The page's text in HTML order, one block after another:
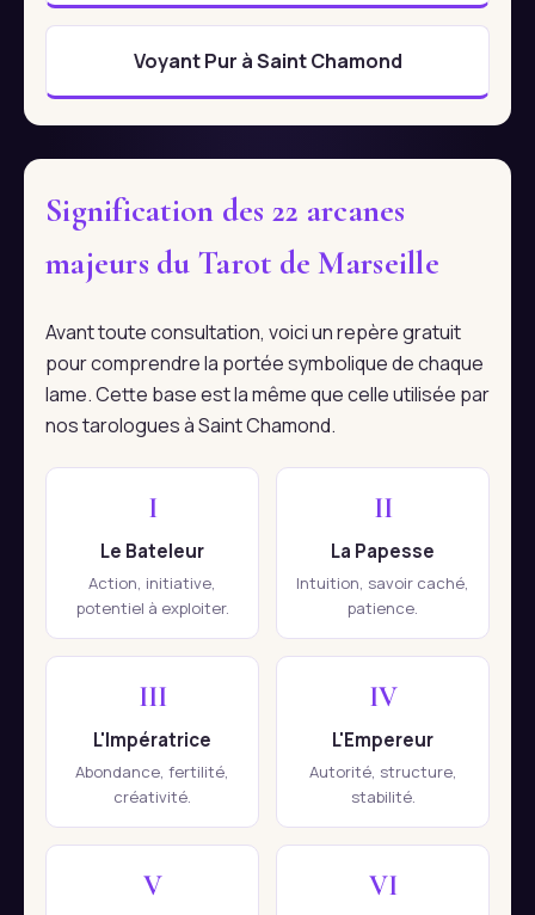
Voyant Pur à Saint Chamond
Signification des 22 arcanes
majeurs du Tarot de Marseille
Avant toute consultation, voici un repère gratuit
pour comprendre la portée symbolique de chaque
lame. Cette base est la même que celle utilisée par
nos tarologues à Saint Chamond.
I
Le Bateleur
Action, initiative,
potentiel à exploiter.
II
La Papesse
Intuition, savoir caché,
patience.
III
L'Impératrice
Abondance, fertilité,
créativité.
IV
L'Empereur
Autorité, structure,
stabilité.
V VI